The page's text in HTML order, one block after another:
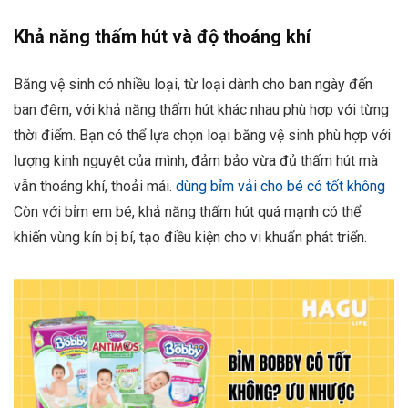
Khả năng thấm hút và độ thoáng khí
Băng vệ sinh có nhiều loại, từ loại dành cho ban ngày đến
ban đêm, với khả năng thấm hút khác nhau phù hợp với từng
thời điểm. Bạn có thể lựa chọn loại băng vệ sinh phù hợp với
lượng kinh nguyệt của mình, đảm bảo vừa đủ thấm hút mà
vẫn thoáng khí, thoải mái. dùng bỉm vải cho bé có tốt không
Còn với bỉm em bé, khả năng thấm hút quá mạnh có thể
khiến vùng kín bị bí, tạo điều kiện cho vi khuẩn phát triển.